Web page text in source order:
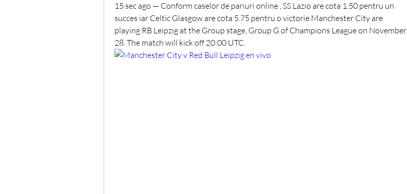
15 sec ago — Conform caselor de pariuri online , SS Lazio are cota 1.50 pentru un
succes iar Celtic Glasgow are cota 5.75 pentru o victorie.Manchester City are
playing RB Leipzig at the Group stage, Group G of Champions League on November
28. The match will kick off 20:00 UTC.